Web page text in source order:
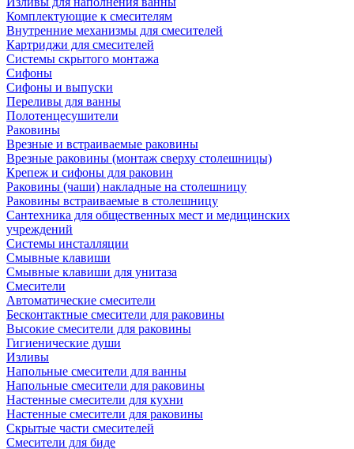
Комплектующие к смесителям
Внутренние механизмы для смесителей
Картриджи для смесителей
Системы скрытого монтажа
Сифоны
Сифоны и выпуски
Переливы для ванны
Полотенцесушители
Раковины
Врезные и встраиваемые раковины
Врезные раковины (монтаж сверху столешницы)
Крепеж и сифоны для раковин
Раковины (чаши) накладные на столешницу
Раковины встраиваемые в столешницу
Сантехника для общественных мест и медицинских
учреждений
Системы инсталляции
Смывные клавиши
Смывные клавиши для унитаза
Смесители
Автоматические смесители
Бесконтактные смесители для раковины
Высокие смесители для раковины
Гигиенические души
Изливы
Напольные смесители для ванны
Напольные смесители для раковины
Настенные смесители для кухни
Настенные смесители для раковины
Скрытые части смесителей
Смесители для биде